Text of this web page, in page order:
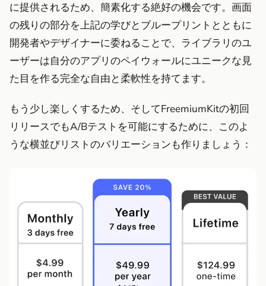
に提供されるため、簡素化する絶好の機会です。画面
の残りの部分を上記の学びとブループリントとともに
開発者やデザイナーに委ねることで、ライブラリのユ
ーザーは自分のアプリのペイウォールにユニークな見
た目を作る完全な自由と柔軟性を持てます。
もう少し楽しくするため、そしてFreemiumKitの初回
リリースでもA/Bテストを可能にするために、このよ
うな横並びリストのバリエーションも作りましょう：